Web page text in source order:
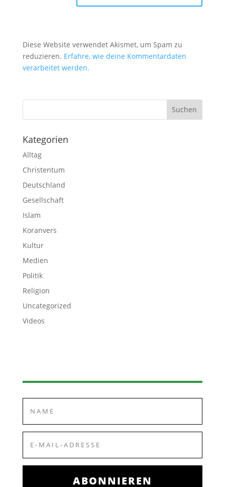
Diese Website verwendet Akismet, um Spam zu
reduzieren. Erfahre, wie deine Kommentardaten
verarbeitet werden.
Kategorien
Alltag
Christentum
Deutschland
Gesellschaft
Islam
Koranvers
Kultur
Medien
Politik
Religion
Uncategorized
Videos
ABONNIEREN